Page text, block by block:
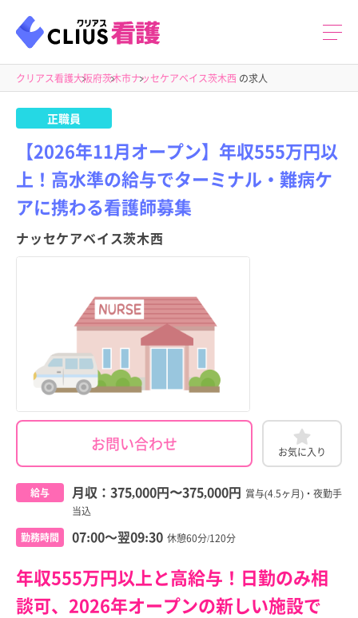
クリアス看護大阪府茨木市ナッセケアベイス茨木西 の求人
正職員
【2026年11月オープン】年収555万円以
上！高水準の給与でターミナル・難病ケ
アに携わる看護師募集
ナッセケアベイス茨木西
お問い合わせ お気に入り
給与 月収： 375,000円〜375,000円 賞与(4.5ヶ月)・夜勤手
当込
勤務時間
07:00～翌09:30 休憩60分/120分
年収555万円以上と高給与！日勤のみ相
談可、2026年オープンの新しい施設で